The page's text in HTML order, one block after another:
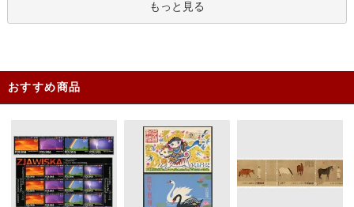
もっと見る
おすすめ商品